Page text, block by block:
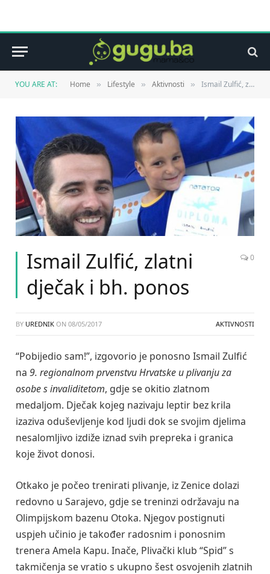
YOU ARE AT: Home » Lifestyle » Aktivnosti » Ismail Zulfić, zlatni dječak i bh. ponos
Ismail Zulfić, zlatni
dječak i bh. ponos
0
BY UREDNIK ON 08/05/2017 AKTIVNOSTI
“Pobijedio sam!”, izgovorio je ponosno Ismail Zulfić
na 9. regionalnom prvenstvu Hrvatske u plivanju za
osobe s invaliditetom, gdje se okitio zlatnom
medaljom. Dječak kojeg nazivaju leptir bez krila
izaziva oduševljenje kod ljudi dok se svojim djelima
nesalomljivo izdiže iznad svih prepreka i granica
koje život donosi.
Otkako je počeo trenirati plivanje, iz Zenice dolazi
redovno u Sarajevo, gdje se treninzi održavaju na
Olimpijskom bazenu Otoka. Njegov postignuti
uspjeh učinio je također radosnim i ponosnim
trenera Amela Kapu. Inače, Plivački klub “Spid” s
takmičenja se vratio s ukupno šest osvojenih zlatnih